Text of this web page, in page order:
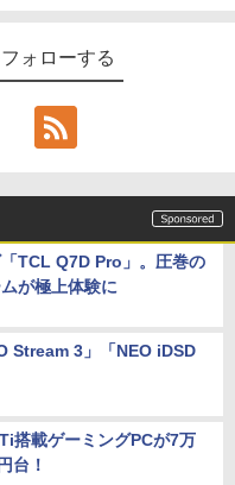
ォローする
TCL Q7D Pro」。圧巻の
が極上体験に
Stream 3」「NEO iDSD
搭載ゲーミングPCが7万
台！